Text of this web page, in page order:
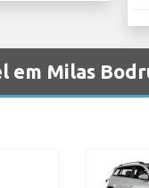
em Milas